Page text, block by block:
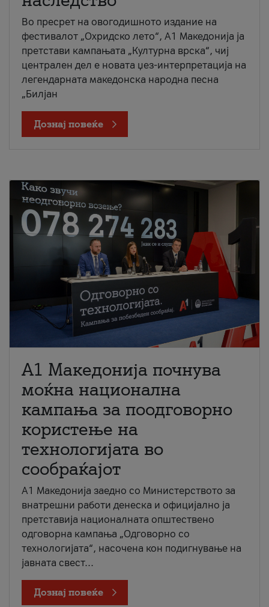
Во пресрет на овогодишното издание на
фестивалот „Охридско лето“, А1 Македонија ја
претстави кампањата „Културна врска“, чиј
централен дел е новата џез-интерпретација на
легендарната македонска народна песна
„Билјан
Дознај повеќе
A1 Македонија почнува
моќна национална
кампања за поодговорно
користење на
технологијата во
сообраќајот
A1 Македонија заедно со Министерството за
внатрешни работи денеска и официјално ја
претставија националната општествено
одговорна кампања „Одговорно со
технологијата“, насочена кон подигнување на
јавната свест...
Дознај повеќе